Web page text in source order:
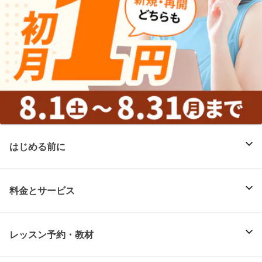
はじめる前に
料金とサービス
レッスン予約・教材